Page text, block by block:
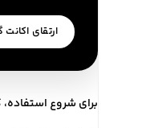
ارتقای
برای شروع